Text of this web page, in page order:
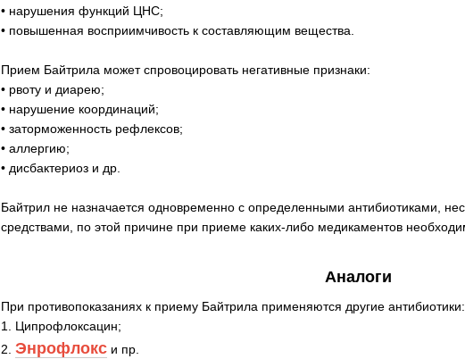
• нарушения функций ЦНС;
• повышенная восприимчивость к составляющим вещества.
Прием Байтрила может спровоцировать негативные признаки:
• рвоту и диарею;
• нарушение координаций;
• заторможенность рефлексов;
• аллергию;
• дисбактериоз и др.
Байтрил не назначается одновременно с определенными антибиотиками,
средствами, по этой причине при приеме каких-либо медикаментов
Аналоги
При противопоказаниях к приему Байтрила применяются другие антибиотики:
1. Ципрофлоксацин;
2. Энрофлокс и пр.